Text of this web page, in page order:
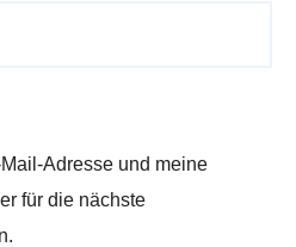
Adresse und meine
für die nächste